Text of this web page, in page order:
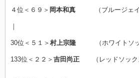
４位＜６９＞ 岡本和真 （ブルージェイ
｜
30位＜５１＞ 村上宗隆 （ホワイトソッ
133位＜２２＞ 吉田尚正 （レッドソック